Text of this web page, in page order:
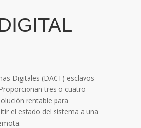
Digitales (DACT) esclavos
tres o cuatro
rentable para
el estado del sistema a una